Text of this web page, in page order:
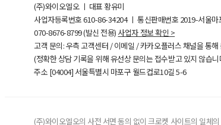
(주)와이오엘오 ㅣ 대표 황유미
사업자등록번호610-86-34204ㅣ 통신판매번호 2019-서울
070-8676-8799 (발신 전용) 사업자 정보 확인 >
고객 문의: 우측 고객센터 / 이메일 / 카카오플러스 채널을 통
(정확한 상담 기록을 위해 유선상 문의는 접수받고 있지 않습니
주소 [04004] 서울특별시 마포구 월드컵로10길5-6
(주)와이오엘오의 사전 서면 동의 없이 크로켓 사이트의 일체